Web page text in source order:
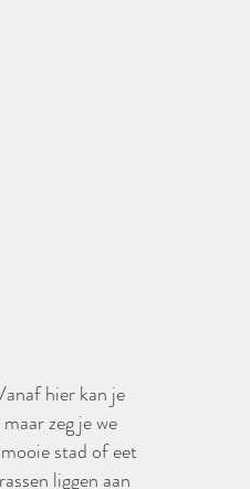
hier kan je
zeg je we
stad of eet
liggen aan